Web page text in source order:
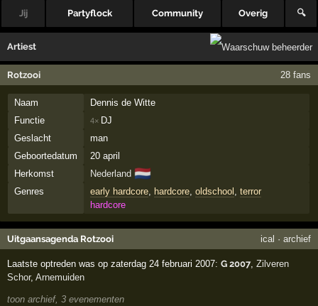
Jij Partyflock Community Overig 🔍
Artiest
Rotzooi 28 fans
Naam
Dennis de Witte
Functie
4× DJ
Geslacht
man
Geboortedatum
20 april
Herkomst
Nederland 🇳🇱
Genres early hardcore, hardcore, oldschool terror
hardcore
Uitgaansagenda Rotzooi ical · archief
Laatste optreden was op zaterdag 24 februari 2007:G 2007 ,Zilveren
Schor,Arnemuiden
toon archief, 3 evenementen